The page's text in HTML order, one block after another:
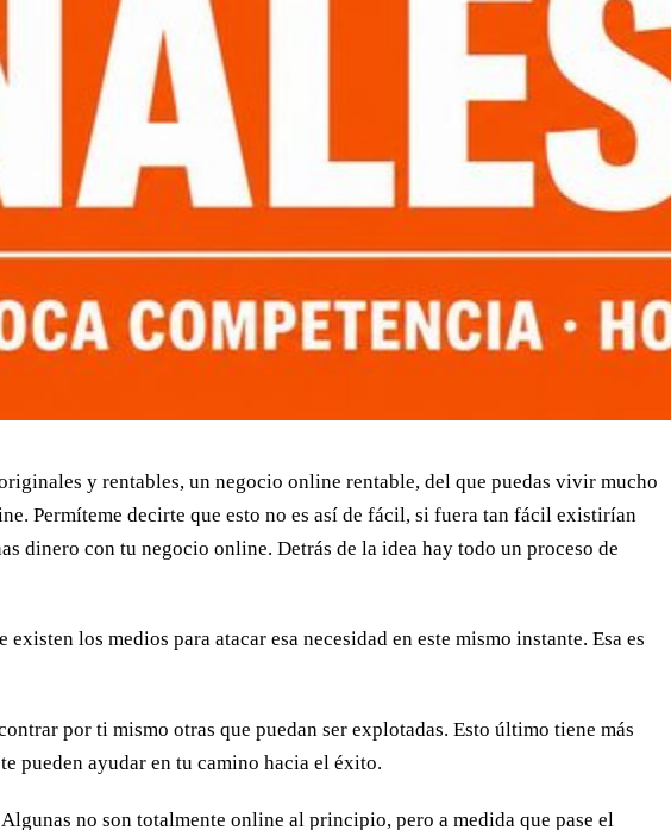
y rentables, un negocio online rentable, del que puedas vivir mucho
Permíteme decirte que esto no es así de fácil, si fuera tan fácil existirían
dinero con tu negocio online. Detrás de la idea hay todo un proceso de
los medios para atacar esa necesidad en este mismo instante. Esa es
por ti mismo otras que puedan ser explotadas. Esto último tiene más
te pueden ayudar en tu camino hacia el éxito.
no son totalmente online al principio, pero a medida que pase el